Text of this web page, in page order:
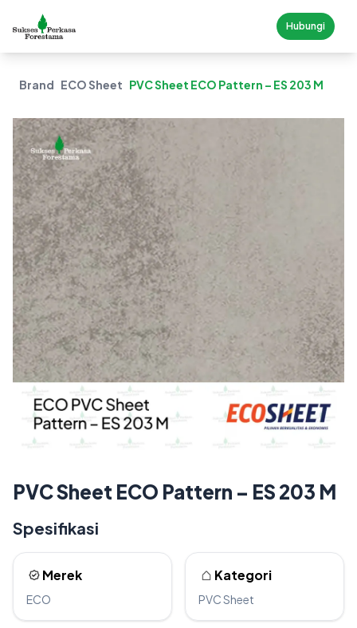
Hubungi
Brand ECO Sheet PVC Sheet ECO Pattern – ES 203 M
PVC Sheet ECO Pattern – ES 203 M
Spesifikasi
Merek
ECO
Kategori
PVC Sheet